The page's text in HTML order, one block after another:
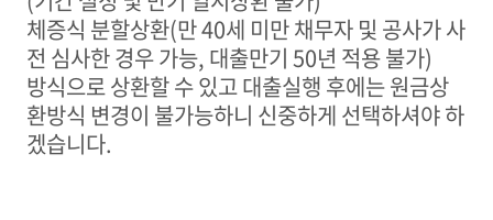
체증식 분할상환(만40세 미만 채무자 및 공사가 사
전 심사한 경우 가능, 대출만기 50년 적용 불가)
방식으로 상환할 수 있고 대출실행 후에는 원금상
환방식 변경이 불가능하니 신중하게 선택하셔야 하
겠습니다.